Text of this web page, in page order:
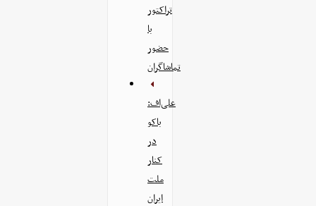
تراکتور
با
حضور
تماشاگران
علی‌اف:
باکو
در
کنار
ملت
ایران